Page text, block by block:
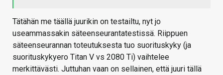
Tätähän me täällä juurikin on testailtu, nyt jo
useammassakin säteenseurantatestissä. Riippuen
säteenseurannan toteutuksesta tuo suorituskyky (ja
suorituskykyero Titan V vs 2080 Ti) vaihtelee
merkittävästi. Juttuhan vaan on sellainen, että juuri tällä